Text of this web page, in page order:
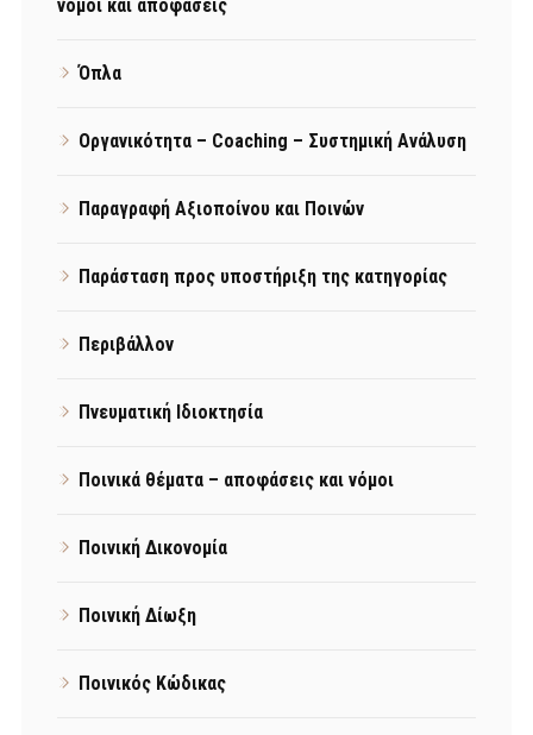
νόμοι και αποφάσεις
Όπλα
Οργανικότητα – Coaching – Συστημική Ανάλυση
Παραγραφή Αξιοποίνου και Ποινών
Παράσταση προς υποστήριξη της κατηγορίας
Περιβάλλον
Πνευματική Ιδιοκτησία
Ποινικά θέματα – αποφάσεις και νόμοι
Ποινική Δικονομία
Ποινική Δίωξη
Ποινικός Κώδικας